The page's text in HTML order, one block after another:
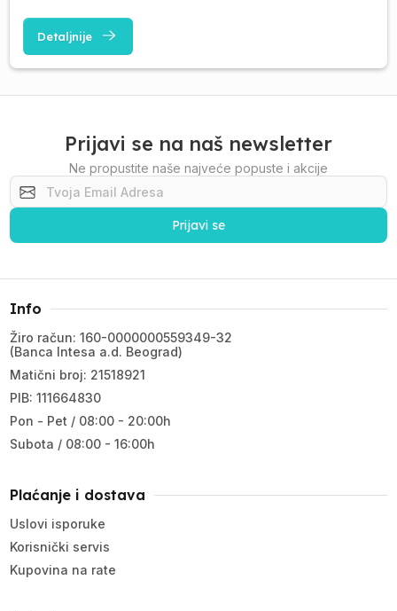
Detaljnije
Prijavi se na naš newsletter
Ne propustite naše najveće popuste i akcije
Prijavi se
Info
Žiro račun: 160-0000000559349-32
(Banca Intesa a.d. Beograd)
Matični broj: 21518921
PIB: 111664830
Pon - Pet / 08:00 - 20:00h
Subota / 08:00 - 16:00h
Plaćanje i dostava
Uslovi isporuke
Korisnički servis
Kupovina na rate